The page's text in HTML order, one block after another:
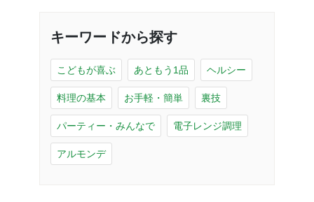
キーワードから探す
こどもが喜ぶ あともう1品 ヘルシー
料理の基本 お手軽・簡単 裏技
パーティー・みんなで 電子レンジ調理
アルモンデ